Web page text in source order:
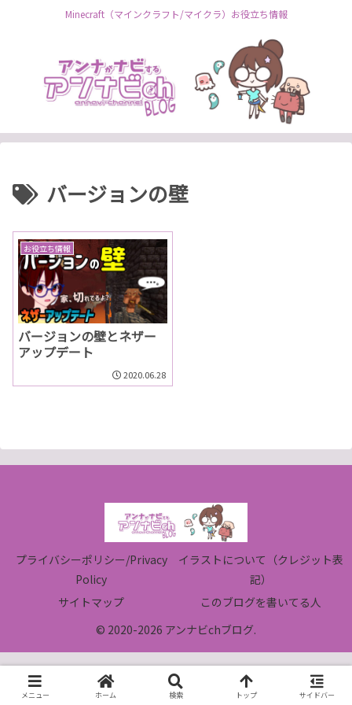
Minecraft（マインクラフト/マイクラ）お役立ち情報
バージョンの壁
お役立ち情報
バージョンの壁とネザー
アップデート
2020.06.28
プライバシーポリシー/Privacy
Policy
イラストについて（クレジット表
記）
サイトマップ
このブログを書いてる人
© 2020-2026 アンナビchブログ.
メニュー ホーム 検索 トップ サイドバー